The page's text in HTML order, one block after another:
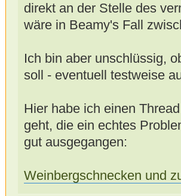
direkt an der Stelle des
wäre in Beamy's Fall
Ich bin aber unschlüssig,
soll - eventuell testweise
Hier habe ich einen
geht, die ein echtes
gut ausgegangen:
Weinbergschnecken und